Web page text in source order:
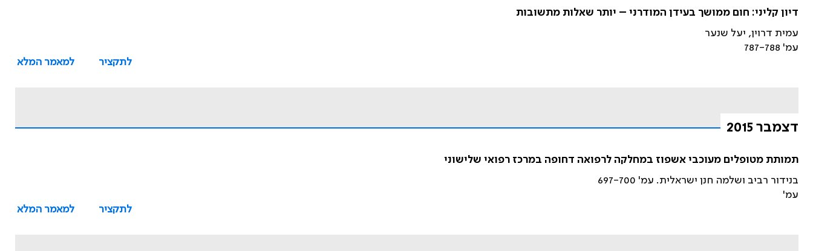
דיון קליני: חום ממושך בעידן המודרני – יותר שאלות מתשובות
עמית דרוין, יעל שנער
עמ' 787-788
לתקציר
למאמר המלא
דצמבר 2015
תמותת מטופלים מעוכבי אשפוז במחלקה לרפואה דחופה במרכז רפואי שלישוני
בנידור רביב ושלמה חנן ישראלית. עמ' 697-700
עמ'
לתקציר
למאמר המלא